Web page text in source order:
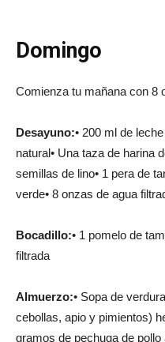
Domingo
Comienza tu mañana con 8
Desayuno:• 200 ml de
natural• Una taza de harina
semillas de lino• 1 pera de
verde• 8 onzas de agua
Bocadillo:• 1 pomelo de
filtrada
Almuerzo:• Sopa de
cebollas, apio y pimientos)
gramos de pechuga de